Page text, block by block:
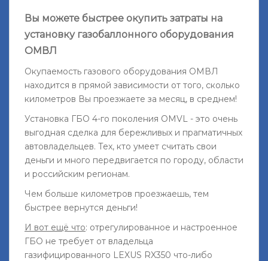
Вы можете быстрее окупить затраты на
установку газобаллонного оборудования
ОМВЛ
Окупаемость газового оборудования ОМВЛ
находится в прямой зависимости от того, сколько
километров Вы проезжаете за месяц, в среднем!
Установка ГБО 4-го поколения OMVL - это очень
выгодная сделка для бережливых и прагматичных
автовладельцев. Тех, кто умеет считать свои
деньги и много передвигается по городу, области
и российским регионам.
Чем больше километров проезжаешь, тем
быстрее вернутся деньги!
И вот ещё что: отрегулированное и настроенное
ГБО не требует от владельца
газифицированного LEXUS RX350 что-либо